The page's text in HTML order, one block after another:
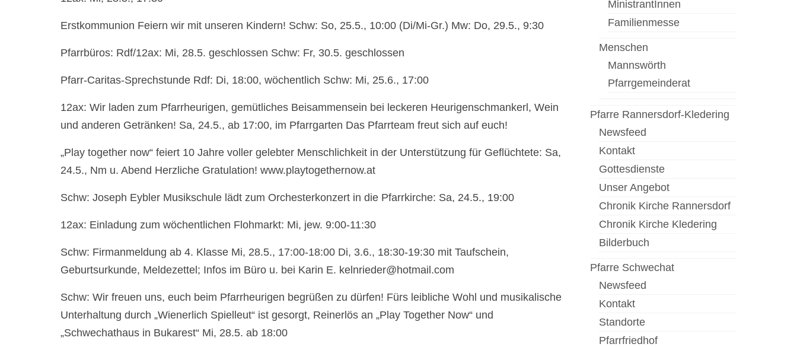
Erstkommunion Feiern wir mit unseren Kindern! Schw: So, 25.5., 10:00 (Di/Mi-Gr.) Mw: Do, 29.5., 9:30
Pfarrbüros: Rdf/12ax: Mi, 28.5. geschlossen Schw: Fr, 30.5. geschlossen
Pfarr-Caritas-Sprechstunde Rdf: Di, 18:00, wöchentlich Schw: Mi, 25.6., 17:00
12ax: Wir laden zum Pfarrheurigen, gemütliches Beisammensein bei leckeren Heurigenschmankerl, Wein
und anderen Getränken! Sa, 24.5., ab 17:00, im Pfarrgarten Das Pfarrteam freut sich auf euch!
„Play together now“ feiert 10 Jahre voller gelebter Menschlichkeit in der Unterstützung für Geflüchtete: Sa,
24.5., Nm u. Abend Herzliche Gratulation! www.playtogethernow.at
Schw: Joseph Eybler Musikschule lädt zum Orchesterkonzert in die Pfarrkirche: Sa, 24.5., 19:00
12ax: Einladung zum wöchentlichen Flohmarkt: Mi, jew. 9:00-11:30
Schw: Firmanmeldung ab 4. Klasse Mi, 28.5., 17:00-18:00 Di, 3.6., 18:30-19:30 mit Taufschein,
Geburtsurkunde, Meldezettel; Infos im Büro u. bei Karin E. kelnrieder@hotmail.com
Schw: Wir freuen uns, euch beim Pfarrheurigen begrüßen zu dürfen! Fürs leibliche Wohl und musikalische
Unterhaltung durch „Wienerlich Spielleut“ ist gesorgt, Reinerlös an „Play Together Now“ und
„Schwechathaus in Bukarest“ Mi, 28.5. ab 18:00
MinistrantInnen
Familienmesse
Menschen
Mannswörth
Pfarrgemeinderat
Pfarre Rannersdorf-Kledering
Newsfeed
Kontakt
Gottesdienste
Unser Angebot
Chronik Kirche Rannersdorf
Chronik Kirche Kledering
Bilderbuch
Pfarre Schwechat
Newsfeed
Kontakt
Standorte
Pfarrfriedhof